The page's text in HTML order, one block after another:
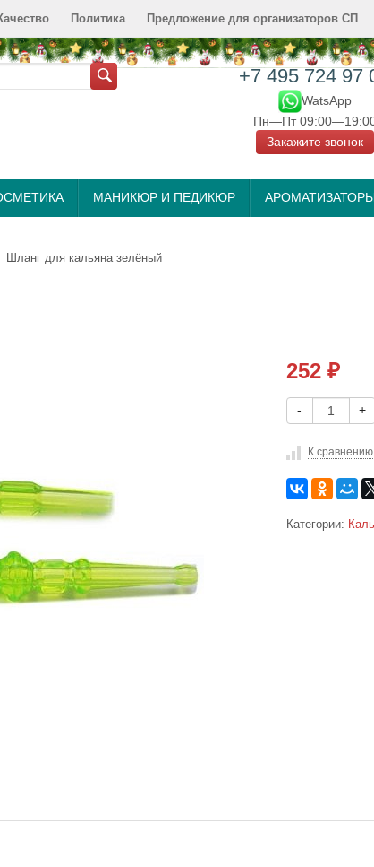
Политика Предложение для организаторов СП
+7 495 724 97
WatsApp
Пн—Пт
Закажите звонок
МАНИКЮР И ПЕДИКЮР
Шланг для кальяна зелёный
252 ₽
- +
К сравнению
Категории: